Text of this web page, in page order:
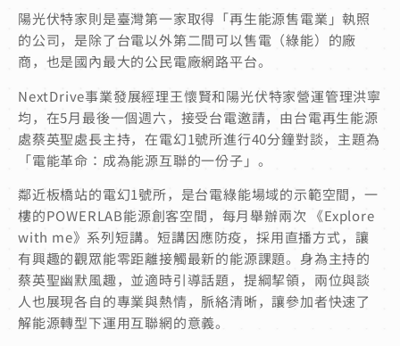
陽光伏特家則是臺灣第一家取得「再生能源售電業」執照
的公司，是除了台電以外第二間可以售電（綠能）的廠
商，也是國內最大的公民電廠網路平台。
NextDrive事業發展經理王懷賢和陽光伏特家營運管理洪寧
均，在5月最後一個週六，接受台電邀請，由台電再生能源
處蔡英聖處長主持，在電幻1號所進行40分鐘對談，主題為
「電能革命：成為能源互聯的一份子」。
鄰近板橋站的電幻1號所，是台電綠能場域的示範空間，一
樓的POWERLAB能源創客空間，每月舉辦兩次 《Explore
with me》系列短講。短講因應防疫，採用直播方式，讓
有興趣的觀眾能零距離接觸最新的能源課題。身為主持的
蔡英聖幽默風趣，並適時引導話題，提綱挈領，兩位與談
人也展現各自的專業與熱情，脈絡清晰，讓參加者快速了
解能源轉型下運用互聯網的意義。